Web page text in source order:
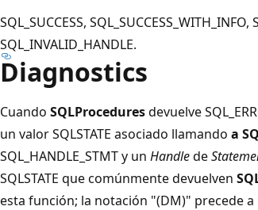
SQL_SUCCESS,
SQL_INVALID_HANDLE.
Diagnostics
Cuando SQLProceduresdevuelve
un valor SQLSTATE asociado llamando a
SQL_HANDLE_STMT y un Handlede
SQLSTATE que comúnmente devuelven
esta función; la notación "(DM)" precede a